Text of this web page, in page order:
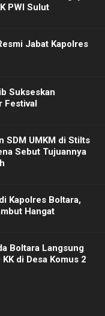
PWI Sulut
Jabat Kapolres
Sukseskan
Festival
SDM UMKM di Stilts
Sebut Tujuannya
Kapolres Boltara,
Hangat
Boltara Langsung
di Desa Komus 2